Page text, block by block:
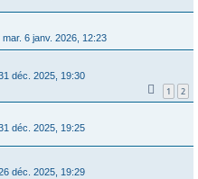
mar. 6 janv. 2026, 12:23
déc. 2025, 19:30
1 2
déc. 2025, 19:25
déc. 2025, 19:29